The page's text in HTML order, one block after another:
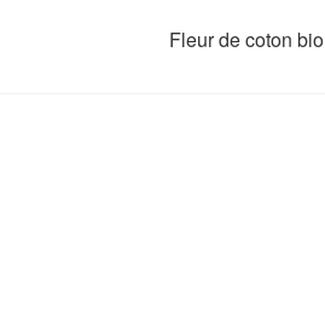
Fleur de coton bio